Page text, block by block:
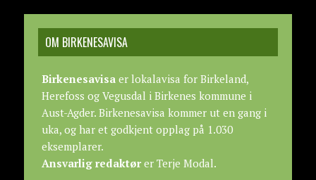
OM BIRKENESAVISA
Birkenesavisaer lokalavisa for Birkeland,
Herefoss og Vegusdal i Birkenes kommune i
Aust-Agder. Birkenesavisa kommer ut en gang i
uka, og har et godkjent opplag på 1.030
eksemplarer.
Ansvarlig redaktører Terje Modal.